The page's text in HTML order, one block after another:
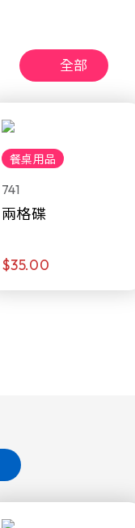
全部
餐桌用品
741
兩格碟
$35.00